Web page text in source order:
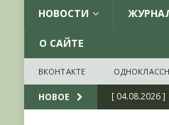
НОВОСТИ
О САЙТЕ
ВКОНТАКТЕ
НОВОЕ [ 04.08.2026 ]